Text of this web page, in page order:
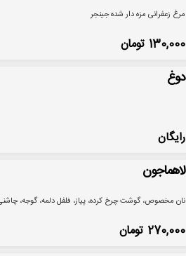
مرغ زعفرانی مزه دار شده جینجر
130,000 تومان
دوغ
رایگان
لاهماجون
نان مخصوص، گوشت چرخ کرده، پیاز، فلفل دلمه، گوجه،
270,000 تومان